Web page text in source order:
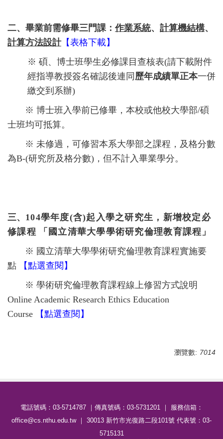
二、 畢業前需修畢三門課： 作業系統、 計算機結構、
計算方法設計【表格下載】
※ 碩、博士班學生必修課目查核表(請下載附件
經指導教授簽名確認後連同 歷年成績單正本一併
繳交到系辦)
※ 博士班入學前已修畢，本校或他校大學部/碩
士班均可抵算。
※ 未修過， 可修習本系大學部之課程，及格分數
為B-(研究所及格分數)，但不計入畢業學分。
三、 104學年度(含)起入學之研究生，新增校定必
修課程
「 國立清華大學學術研究倫理教育課程」
※ 國立清華大學學術研究倫理教育課程實施要
點
【點選查閱 】
※ 學術研究倫理教育課程線上修習方式說明
Online Academic Research Ethics Education
Course
【點選查閱 】
瀏覽數: 7014
電話號碼：03-5714787 ｜傳真號碼：03-5731201 ｜ 服務信箱：
office@cs.nthu.edu.tw ｜ 30013 新竹市光復路二段101號 代表號：03-
5715131